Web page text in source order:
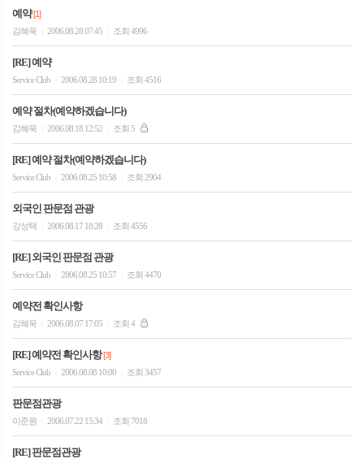
예약[1]
김혜욱
2006.08.28 07:45 조회 4996
[RE] 예약
Service Club 2006.08.28 10:19 조회 4516
예약 절차(예약하겠습니다)
김혜욱 2006.08.18 12:52 조회 5
[RE] 예약 절차(예약하겠습니다)
Service Club 2006.08.25 10:58 조회 2904
외국인 판문점 관광
강성택 2006.08.17 18:28 조회 4556
[RE] 외국인 판문점 관광
Service Club 2006.08.25 10:57 조회 4470
예약전 확인사항
김혜욱 2006.08.07 17:05 조회 4
[RE] 예약전 확인사항[3]
Service Club
2006.08.08 10:00 조회 3457
판문점관광
이준원 2006.07.22 15:34 조회 7018
[RE] 판문점관광